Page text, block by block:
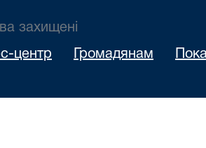
захищені
центр Громадянам